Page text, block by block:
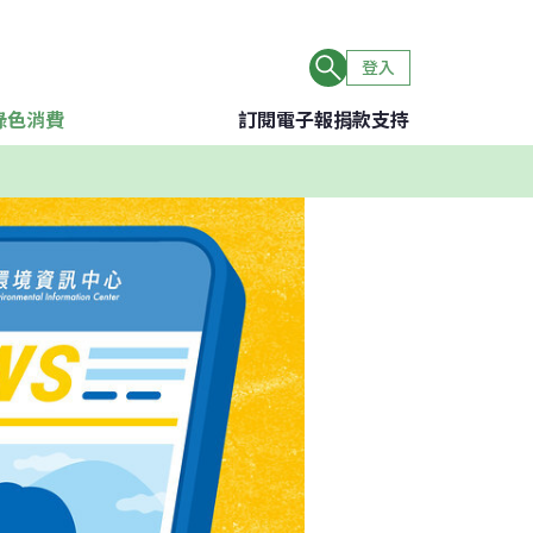
登入
色消費 訂閱電子報捐款支持